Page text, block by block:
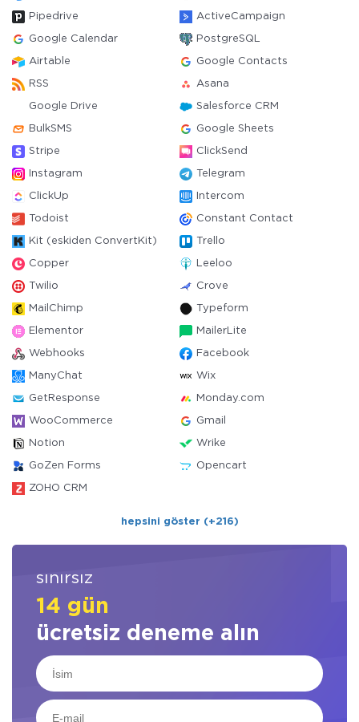
Pipedrive ActiveCampaign
Google Calendar PostgreSQL
Airtable Google Contacts
RSS Asana
Google Drive Salesforce CRM
BulkSMS Google Sheets
Stripe ClickSend
Instagram Telegram
ClickUp Intercom
Todoist Constant Contact
Kit (eskiden ConvertKit) Trello
Copper Leeloo
Twilio Crove
MailChimp Typeform
Elementor MailerLite
Webhooks Facebook
ManyChat Wix
GetResponse Monday.com
WooCommerce Gmail
Notion Wrike
GoZen Forms Opencart
ZOHO CRM
hepsini göster (+216)
sınırsız
14 gün
ücretsiz deneme alın